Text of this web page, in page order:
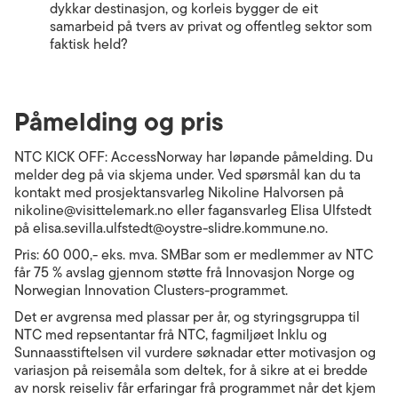
dykkar destinasjon, og korleis bygger de eit
samarbeid på tvers av privat og offentleg sektor som
faktisk held?
Påmelding og pris
NTC KICK OFF: AccessNorway har løpande påmelding. Du
melder deg på via skjema under. Ved spørsmål kan du ta
kontakt med prosjektansvarleg Nikoline Halvorsen på
nikoline@visittelemark.no eller fagansvarleg Elisa Ulfstedt
på elisa.sevilla.ulfstedt@oystre-slidre.kommune.no.
Pris: 60 000,- eks. mva. SMBar som er medlemmer av NTC
får 75 % avslag gjennom støtte frå Innovasjon Norge og
Norwegian Innovation Clusters-programmet.
Det er avgrensa med plassar per år, og styringsgruppa til
NTC med repsentantar frå NTC, fagmiljøet Inklu og
Sunnaasstiftelsen vil vurdere søknadar etter motivasjon og
variasjon på reisemåla som deltek, for å sikre at ei bredde
av norsk reiseliv får erfaringar frå programmet når det kjem